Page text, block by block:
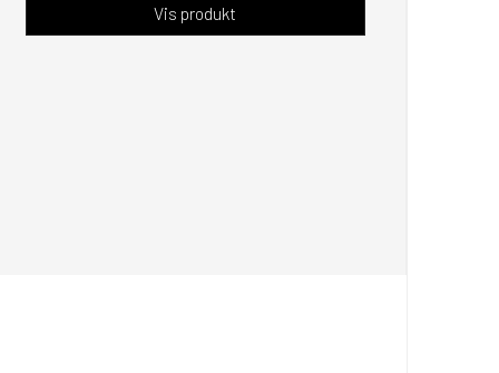
Vis produkt